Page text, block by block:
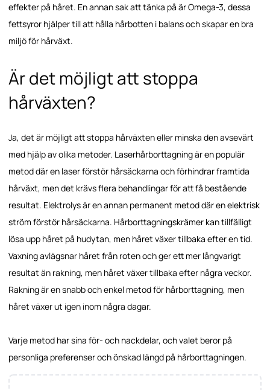
effekter på håret. En annan sak att tänka på är Omega-3, dessa
fettsyror hjälper till att hålla hårbotten i balans och skapar en bra
miljö för hårväxt.
Är det möjligt att stoppa
hårväxten?
Ja, det är möjligt att stoppa hårväxten eller minska den avsevärt
med hjälp av olika metoder. Laserhårborttagning är en populär
metod där en laser förstör hårsäckarna och förhindrar framtida
hårväxt, men det krävs flera behandlingar för att få bestående
resultat. Elektrolys är en annan permanent metod där en elektrisk
ström förstör hårsäckarna. Hårborttagningskrämer kan tillfälligt
lösa upp håret på hudytan, men håret växer tillbaka efter en tid.
Vaxning avlägsnar håret från roten och ger ett mer långvarigt
resultat än rakning, men håret växer tillbaka efter några veckor.
Rakning är en snabb och enkel metod för hårborttagning, men
håret växer ut igen inom några dagar.
Varje metod har sina för- och nackdelar, och valet beror på
personliga preferenser och önskad längd på hårborttagningen.